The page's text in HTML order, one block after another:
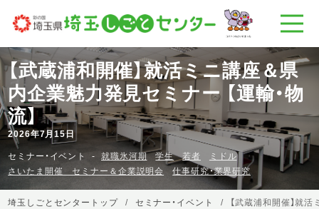
【武蔵浦和開催】就活ミニ講座＆県
内企業魅力発見セミナー 【運輸・物
流】
2026年7月15日
セミナー・イベント
就職氷河期 学生 若者
ミドル
さいたま開催 セミナー＆企業説明会
仕事研究・業界研究
埼玉しごとセンタートップ セミナー・イベント 【武蔵浦和開催】就